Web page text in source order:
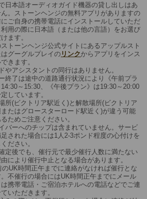
日本語オーディオガイド機器の貸し出しはあ
ん。ストーンヘンジの無料アプリがありますの
ご自身の携帯電話にインストールしていただ
利用の際に日本語（または他の言語）をお選び
ます。
トーンヘンジ公式サイトにあるアップルスト
グーグルプレイの リンク からアプリをインス
きます。
やアシスタントの同行はありません。
終了は途中の道路通行状況により《午前プラ
14:30～15:30、《午後プラン》は19:30～20:00
しています。
所(ビクトリア駅近く)と解散場所(ビクトリア
たはグロースターロード駅近く)が違う可能
ためご注意ください。
バーへのチップは含まれていません。サービ
足された場合には1人2-3ポンド程度の心付けを
ださい。
定後でも、催行元で最少催行人数に満たない
により催行中止となる場合があります。
のUK時間正午までに連絡がなければ催行とな
。不催行の場合にはUK時間正午までにメール
は携帯電話・ご宿泊ホテルへの電話などでご連
いただきます。